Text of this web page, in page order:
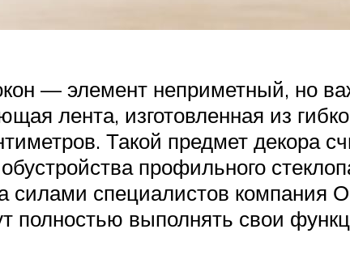
— элемент неприметный, но
лента, изготовленная из
Такой предмет декора
профильного
силами специалистов компания
полностью выполнять свои